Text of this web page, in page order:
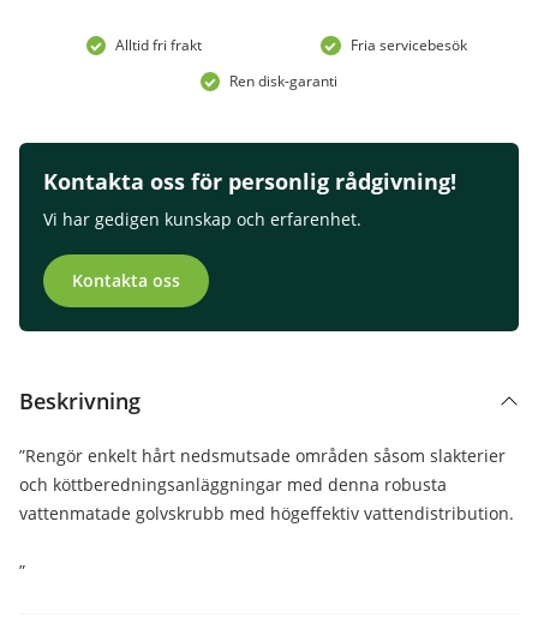
Alltid fri frakt
Fria servicebesök
Ren disk-garanti
Kontakta oss för personlig rådgivning!
Vi har gedigen kunskap och erfarenhet.
Kontakta oss
Beskrivning
”Rengör enkelt hårt nedsmutsade områden såsom slakterier
och köttberedningsanläggningar med denna robusta
vattenmatade golvskrubb med högeffektiv vattendistribution.
”